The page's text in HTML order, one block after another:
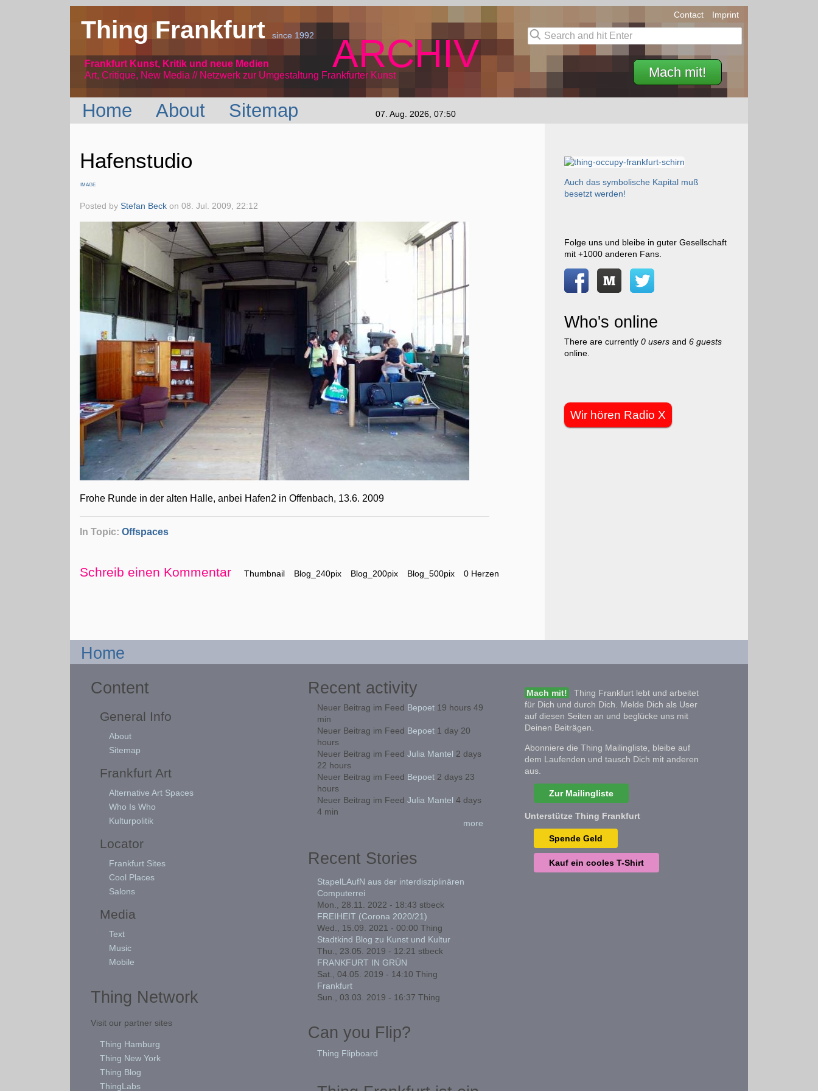
Thing Frankfurtsince 1992
Frankfurt Kunst, Kritik und neue Medien
Art, Critique, New Media // Netzwerk
ARCHIV
zur Umgestaltung Frankfurter Kunst Mach mit!
Contact Imprint
Home About Sitemap 07. Aug. 2026, 07:50
Hafenstudio
IMAGE
Posted byStefan Beck on08. Jul. 2009, 22:12
Frohe Runde in der alten Halle, anbei Hafen2 in Offenbach, 13.6. 2009
In Topic:Offspaces
Schreib einen Kommentar Thumbnail Blog_240pix Blog_200pix Blog_500pix 0 Herzen
Auch das symbolische Kapital muß
besetzt werden!
Folge uns und bleibe in guter Gesellschaft
mit +1000 anderen Fans.
Who's online
There are currently 0 usersand 6 guests
online.
Wir hören Radio X
Home
Content
General Info
About
Sitemap
Frankfurt Art
Alternative Art Spaces
Who Is Who
Kulturpolitik
Locator
Frankfurt Sites
Cool Places
Salons
Media
Text
Music
Mobile
Thing Network
Visit our partner sites
Thing Hamburg
Thing New York
Thing Blog
ThingLabs
Recent activity
Neuer Beitrag im Feed Bepoet19 hours 49
min
Neuer Beitrag im Feed Bepoet1 day 20
hours
Neuer Beitrag im Feed Julia Mantel 2 days
22 hours
Neuer Beitrag im Feed Bepoet2 days 23
hours
Neuer Beitrag im Feed Julia Mantel 4 days
4 min
more
Recent Stories
StapelLAufN aus der interdisziplinären
Computerrei
Mon., 28.11. 2022 - 18:43 stbeck
FREIHEIT (Corona 2020/21)
Wed., 15.09. 2021 - 00:00 Thing
Stadtkind Blog zu Kunst und Kultur
Thu., 23.05. 2019 - 12:21 stbeck
FRANKFURT IN GRÜN
Sat., 04.05. 2019 - 14:10 Thing
Frankfurt
Sun., 03.03. 2019 - 16:37 Thing
Can you Flip?
Thing Flipboard
Mach mit!
Thing Frankfurt lebt und arbeitet
für Dich und durch Dich. Melde Dich als User
auf diesen Seiten an und beglücke uns mit
Deinen Beiträgen.
Abonniere die Thing Mailingliste, bleibe auf
dem Laufenden und tausch Dich mit anderen
aus.
Zur Mailingliste
Unterstütze Thing Frankfurt
Spende Geld
Kauf ein cooles T-Shirt